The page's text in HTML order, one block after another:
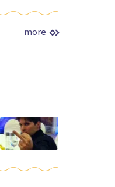
more